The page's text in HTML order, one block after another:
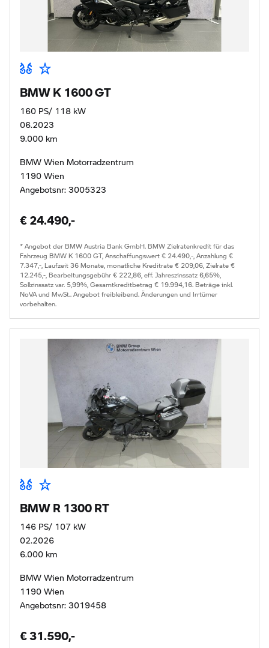
BMW K 1600 GT
160 PS/ 118 kW
06.2023
9.000 km
BMW Wien Motorradzentrum
1190 Wien
Angebotsnr: 3005323
€ 24.490,-
* Angebot der BMW Austria Bank GmbH. BMW Zielratenkredit für das
Fahrzeug BMW K 1600 GT, Anschaffungswert € 24.490,-, Anzahlung €
7.347,-, Laufzeit 36 Monate, monatliche Kreditrate € 209,06, Zielrate €
12.245,-, Bearbeitungsgebühr € 222,86, eff. Jahreszinssatz 6,65%,
Sollzinssatz var. 5,99%, Gesamtkreditbetrag € 19.994,16. Beträge inkl.
NoVA und MwSt.. Angebot freibleibend. Änderungen und Irrtümer
vorbehalten.
BMW R 1300 RT
146 PS/ 107 kW
02.2026
6.000 km
BMW Wien Motorradzentrum
1190 Wien
Angebotsnr: 3019458
€ 31.590,-